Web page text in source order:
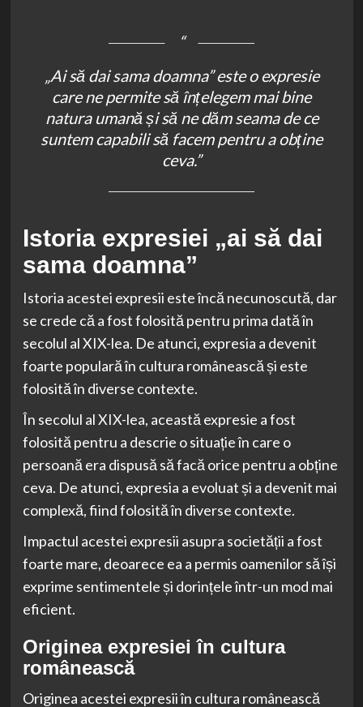
„Ai să dai sama doamna” este o expresie
care ne permite să înțelegem mai bine
natura umană și să ne dăm seama de ce
suntem capabili să facem pentru a obține
ceva.”
Istoria expresiei „ai să dai
sama doamna”
Istoria acestei expresii este încă necunoscută, dar
se crede că a fost folosită pentru prima dată în
secolul al XIX-lea. De atunci, expresia a devenit
foarte populară în cultura românească și este
folosită în diverse contexte.
În secolul al XIX-lea, această expresie a fost
folosită pentru a descrie o situație în care o
persoană era dispusă să facă orice pentru a obține
ceva. De atunci, expresia a evoluat și a devenit mai
complexă, fiind folosită în diverse contexte.
Impactul acestei expresii asupra societății a fost
foarte mare, deoarece ea a permis oamenilor să își
exprime sentimentele și dorințele într-un mod mai
eficient.
Originea expresiei în cultura
românească
Originea acestei expresii în cultura românească